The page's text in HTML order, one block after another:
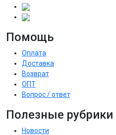
Помощь
Оплата
Доставка
Возврат
ОПТ
Вопрос / ответ
Полезные рубрики
Новости